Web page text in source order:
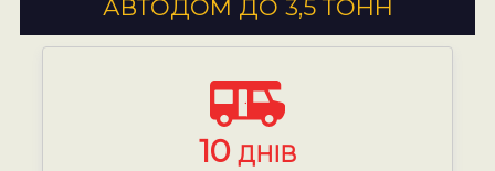
АВТОДОМ ДО 3,5 ТОНН
10 ДНІВ